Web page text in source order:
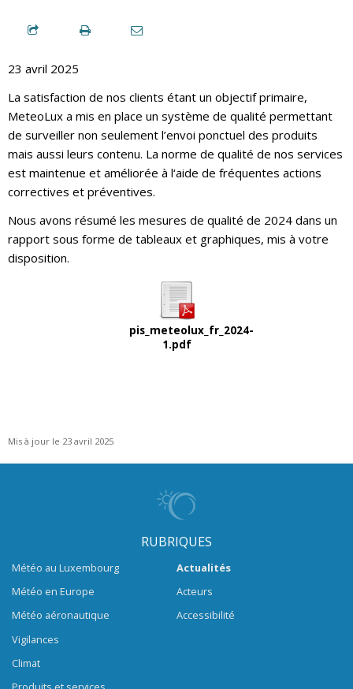
23 avril 2025
La satisfaction de nos clients étant un objectif primaire,
MeteoLux a mis en place un système de qualité permettant
de surveiller non seulement l’envoi ponctuel des produits
mais aussi leurs contenu. La norme de qualité de nos services
est maintenue et améliorée à l‘aide de fréquentes actions
correctives et préventives.
Nous avons résumé les mesures de qualité de 2024 dans un
rapport sous forme de tableaux et graphiques, mis à votre
disposition.
pis_meteolux_fr_2024-
1.pdf
Mis à jour le 23 avril 2025
RUBRIQUES
Météo au Luxembourg
Météo en Europe
Météo aéronautique
Vigilances
Climat
Actualités
Acteurs
Accessibilité